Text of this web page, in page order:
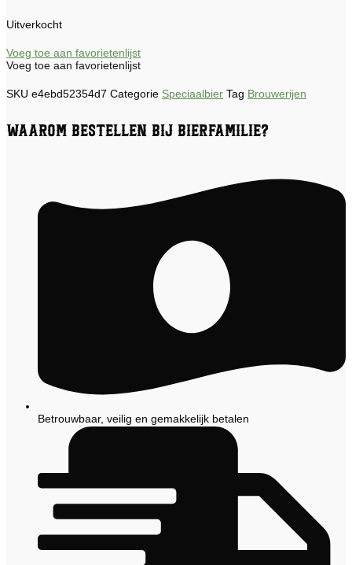
Uitverkocht
Voeg toe aan favorietenlijst
Voeg toe aan favorietenlijst
SKU e4ebd52354d7 Categorie Speciaalbier Tag Brouwerijen
Waarom bestellen bij Bierfamilie?
Betrouwbaar, veilig en gemakkelijk betalen